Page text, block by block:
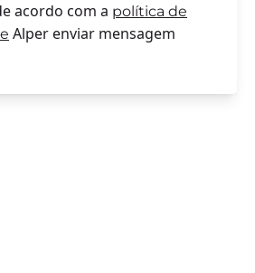
acordo com a política de
Alper enviar mensagem